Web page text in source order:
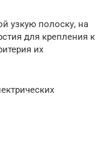
узкую полоску, на
для крепления к
их